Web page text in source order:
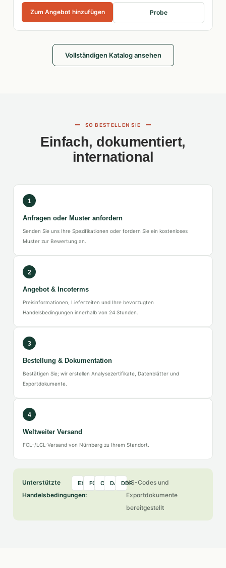
Zum Angebot hinzufügen Probe
Vollständigen Katalog ansehen
SO BESTELLEN SIE
Einfach, dokumentiert,
international
1
Anfragen oder Muster anfordern
Senden Sie uns Ihre Spezifikationen oder fordern Sie ein kostenloses
Muster zur Bewertung an.
2
Angebot & Incoterms
Preisinformationen, Lieferzeiten und Ihre bevorzugten
Handelsbedingungen innerhalb von 24 Stunden.
3
Bestellung & Dokumentation
Bestätigen Sie; wir erstellen Analysezertifikate, Datenblätter und
Exportdokumente.
4
Weltweiter Versand
FCL-/LCL-Versand von Nürnberg zu Ihrem Standort.
Unterstützte
Handelsbedingungen:
EXWFOBCIF DAPDDPHS-Codes und
Exportdokumente
bereitgestellt